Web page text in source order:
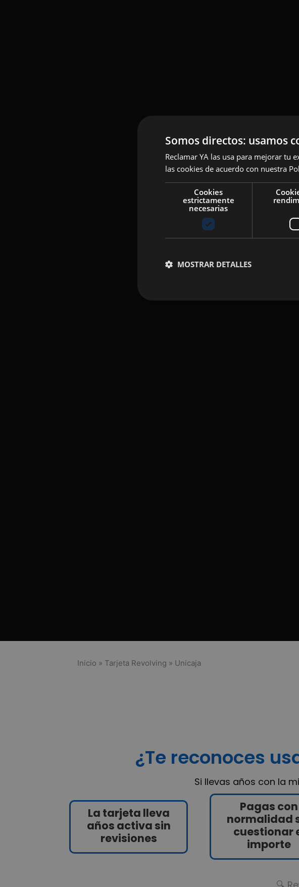
Inicio » Tarjeta Revolving » Unicaja
¿Te reconoces
Si llevas años con la
La tarjeta lleva
años activa sin
revisiones
Pagas con
normalidad
cuestionar
importe
Somos directos: usamos
Reclamar YA las usa para mejorar tu
las cookies de acuerdo con nuestra
Cookies
estrictamente
necesarias
MOSTRAR DETALLES